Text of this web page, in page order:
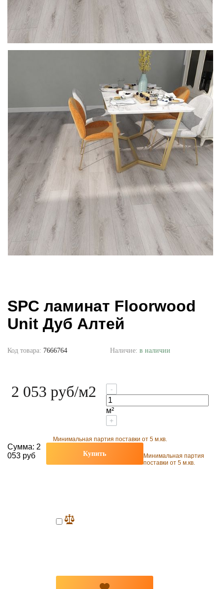
SPC ламинат Floorwood
Unit Дуб Алтей
Код товара: 7666764 Наличие: в наличии
2 053 руб/м2 -
м²
+
Минимальная партия поставки от 5 м.кв.
Сумма: 2
053 руб
Купить
Минимальная партия
поставки от 5 м.кв.